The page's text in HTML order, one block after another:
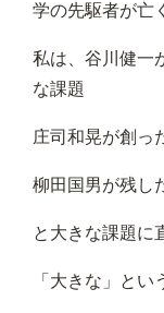
学の先駆者が亡
私は、谷川健一
な課題
庄司和晃が創っ
柳田国男が残し
と大きな課題に
「大きな」とい